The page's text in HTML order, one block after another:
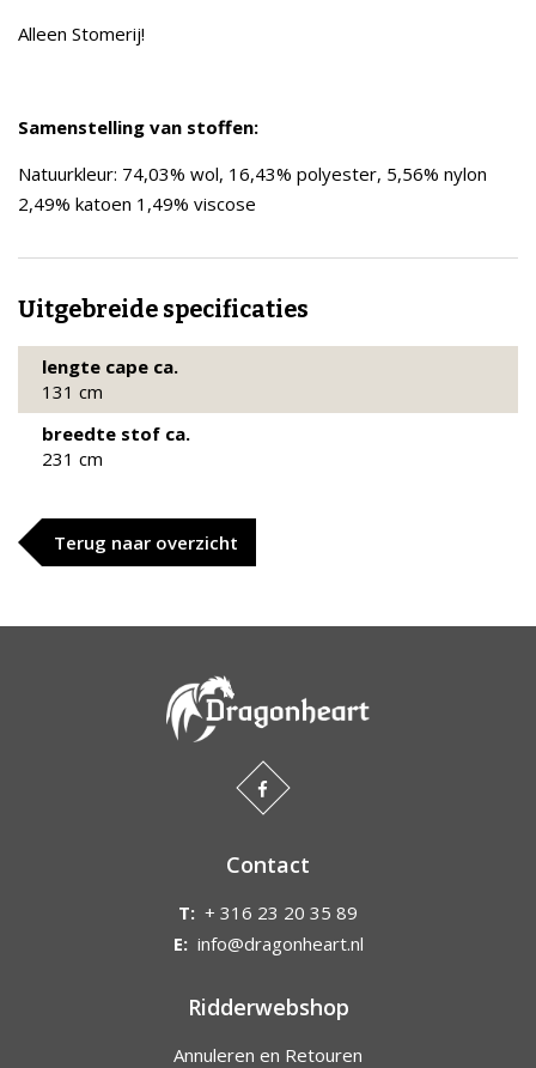
Alleen Stomerij!
Samenstelling van stoffen:
Natuurkleur: 74,03% wol, 16,43% polyester, 5,56% nylon
2,49% katoen 1,49% viscose
Uitgebreide specificaties
lengte cape ca.
131 cm
breedte stof ca.
231 cm
Terug naar overzicht
Contact
T: + 316 23 20 35 89
E: info@dragonheart.nl
Ridderwebshop
Annuleren en Retouren